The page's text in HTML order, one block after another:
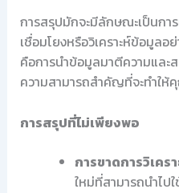
การสรุปมักจะมีลักษณะเป็นกา
เชื่อมโยงหรือวิเคราะห์ข้อมูลอ
คือการนำข้อมูลมาตีความและส
ความสามารถสำคัญที่จะทำใ
การสรุปที่ไม่เพียงพอ
การขาดการวิเครา
ใหม่ที่สามารถนำไป